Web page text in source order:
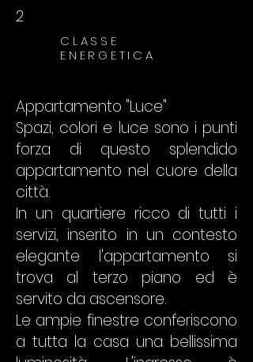
2
CLASSE
ENERGETICA
Appartamento "Luce"
Spazi, colori e luce sono i punti
forza di questo splendido
appartamento nel cuore della
città.
In un quartiere ricco di tutti i
servizi, inserito in un contesto
elegante l'appartamento si
trova al terzo piano ed è
servito da ascensore.
Le ampie finestre conferiscono
a tutta la casa una bellissima